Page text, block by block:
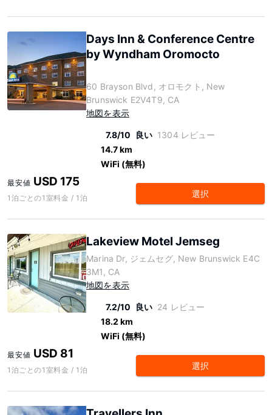
Days Inn & Conference Centre
by Wyndham Oromocto
60 Brayson Blvd, オロモクト, New
Brunswick E2V4T9, CA
地図を表示
7.8/10 良い 1304 レビュー
14.7 km
WiFi (無料)
最安値 USD 175
1泊ごとの1室料金 / 1泊 選択
Lakeview Motel Jemseg
Marina Dr, ジェムセグ, New Brunswick E4C
3M1, CA
地図を表示
7.2/10 良い 24 レビュー
18.2 km
WiFi (無料)
最安値 USD 81
1泊ごとの1室料金 / 1泊 選択